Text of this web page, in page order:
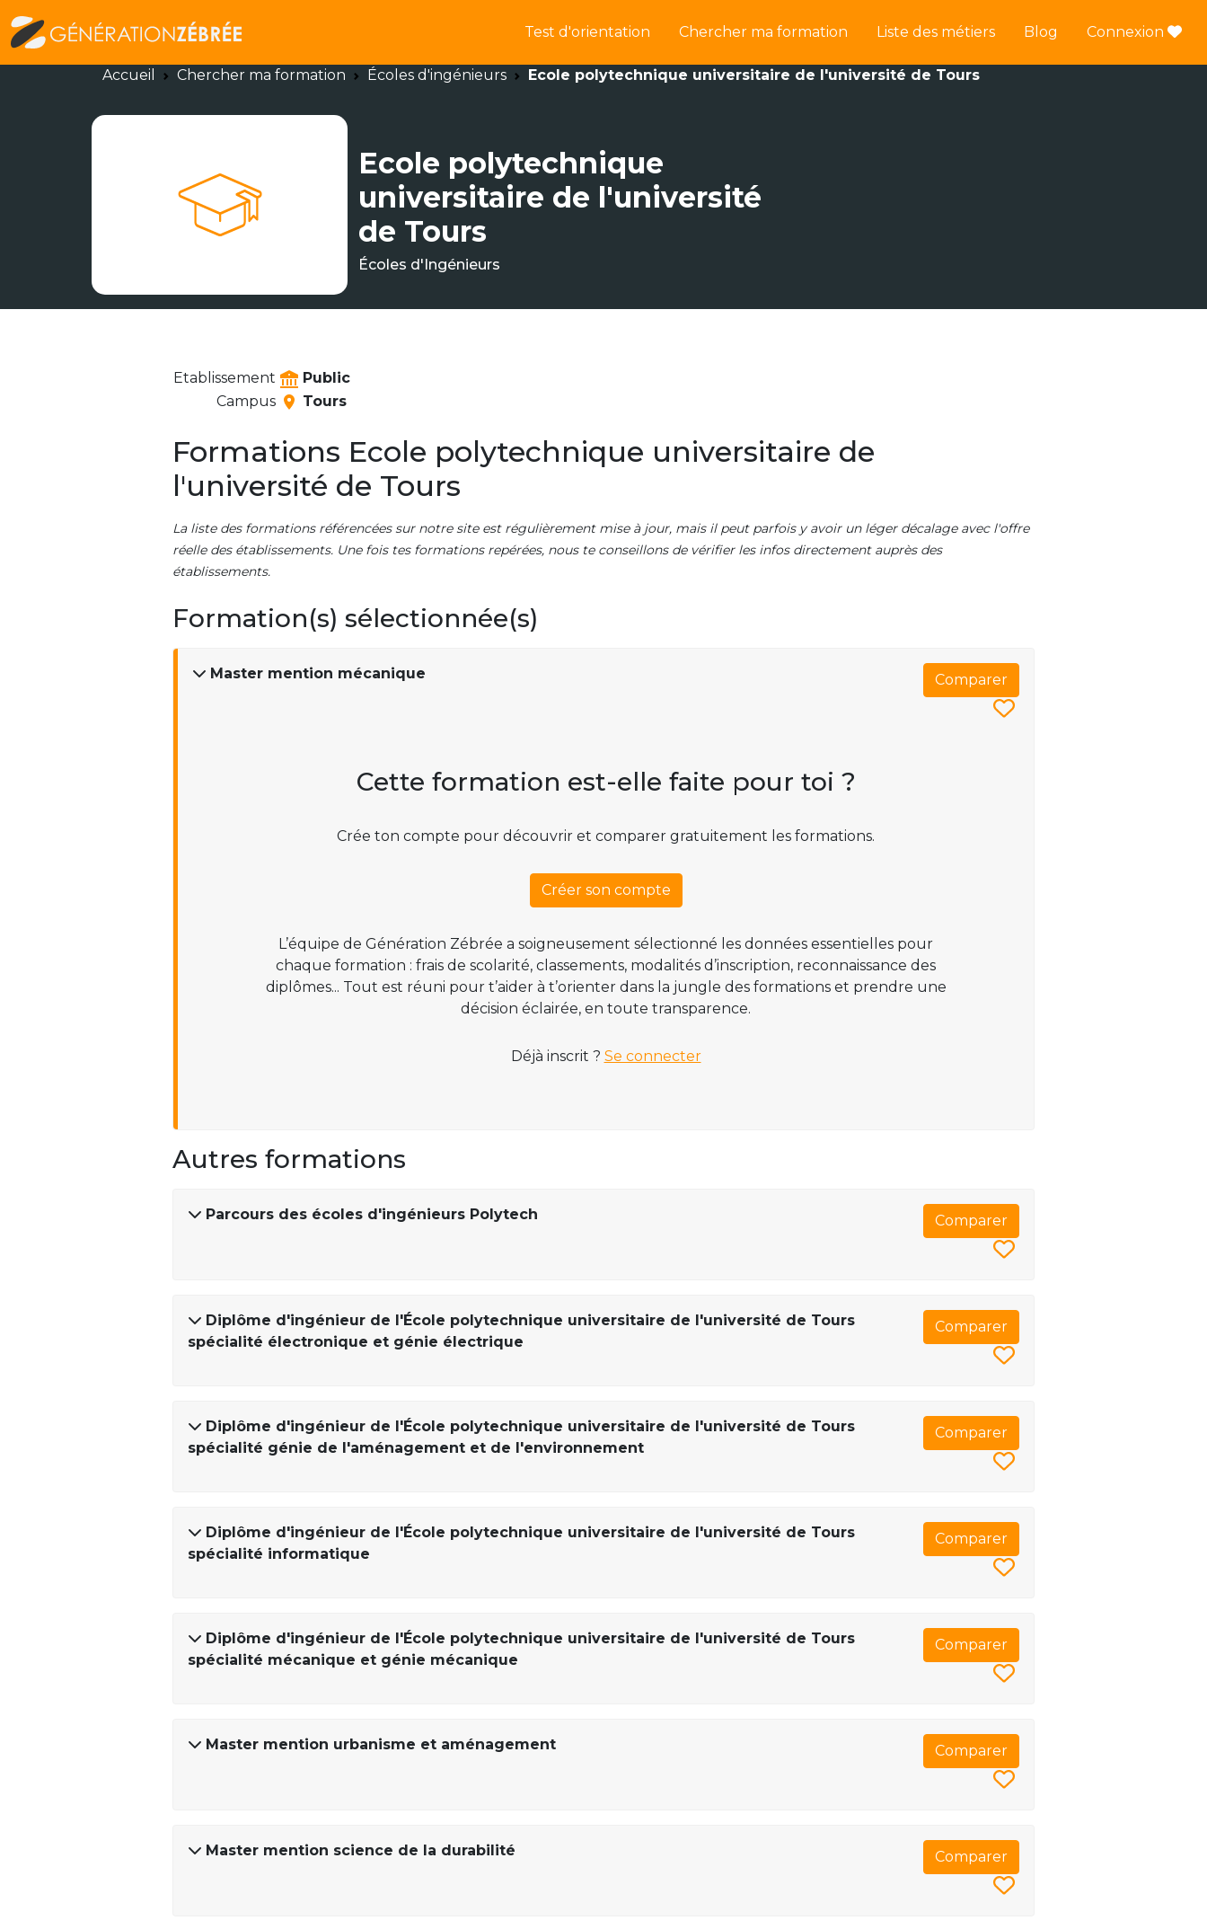
Test d'orientation Chercher ma formation Liste des métiers Blog Connexion
Accueil Chercher ma formation Écoles d'ingénieurs Ecole polytechnique universitaire de l'université de Tours
Ecole polytechnique
universitaire de l'université
de Tours
Écoles d'Ingénieurs
Etablissement
Public
Campus
Tours
Formations Ecole polytechnique universitaire de
l'université de Tours
La liste des formations référencées sur notre site est régulièrement mise à jour, mais il peut parfois y avoir un léger décalage avec l'offre
réelle des établissements. Une fois tes formations repérées, nous te conseillons de vérifier les infos directement auprès des
établissements.
Formation(s) sélectionnée(s)
Master mention mécanique Comparer
Cette formation est-elle faite pour toi ?
Crée ton compte pour découvrir et comparer gratuitement les formations.
Créer son compte
L’équipe de Génération Zébrée a soigneusement sélectionné les données essentielles pour
chaque formation : frais de scolarité, classements, modalités d’inscription, reconnaissance des
diplômes... Tout est réuni pour t’aider à t’orienter dans la jungle des formations et prendre une
décision éclairée, en toute transparence.
Déjà inscrit ? Se connecter
Autres formations
Parcours des écoles d'ingénieurs Polytech Comparer
Diplôme d'ingénieur de l'École polytechnique universitaire de l'université de Tours
spécialité électronique et génie électrique
Comparer
Diplôme d'ingénieur de l'École polytechnique universitaire de l'université de Tours
spécialité génie de l'aménagement et de l'environnement
Comparer
Diplôme d'ingénieur de l'École polytechnique universitaire de l'université de Tours
spécialité informatique
Comparer
Diplôme d'ingénieur de l'École polytechnique universitaire de l'université de Tours
spécialité mécanique et génie mécanique
Comparer
Master mention urbanisme et aménagement Comparer
Master mention science de la durabilité Comparer